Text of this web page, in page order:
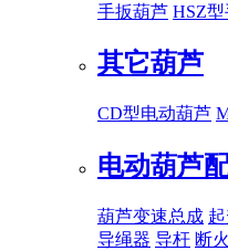
手扳葫芦 HSZ
其它葫芦
CD型电动葫芦
电动葫芦
葫芦变速总成
导绳器 导杆 断